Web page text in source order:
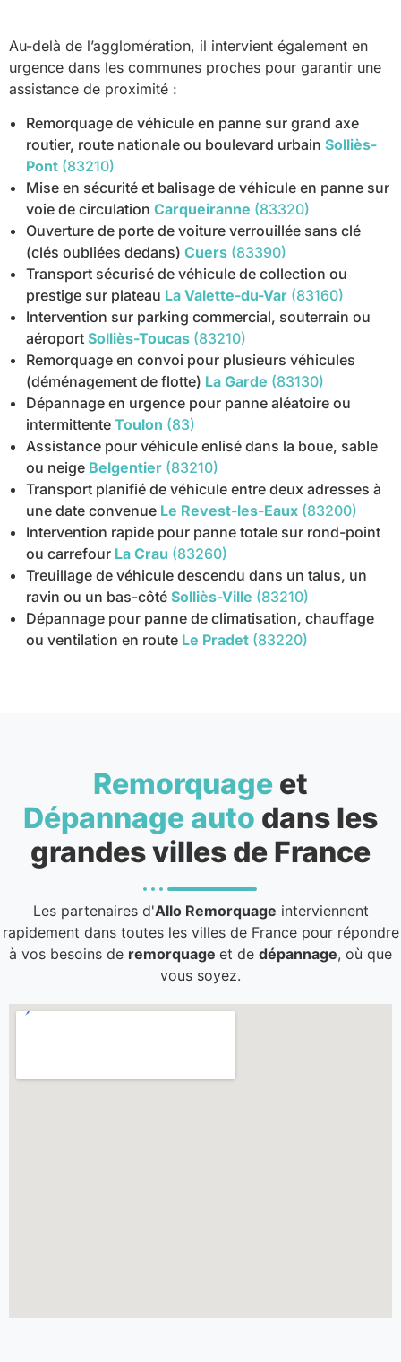
Au-delà de l’agglomération, il intervient également en
urgence dans les communes proches pour garantir une
assistance de proximité :
Remorquage de véhicule en panne sur grand axe
routier, route nationale ou boulevard urbain Solliès-
Pont (83210)
Mise en sécurité et balisage de véhicule en panne sur
voie de circulation Carqueiranne (83320)
Ouverture de porte de voiture verrouillée sans clé
(clés oubliées dedans) Cuers (83390)
Transport sécurisé de véhicule de collection ou
prestige sur plateau La Valette-du-Var (83160)
Intervention sur parking commercial, souterrain ou
aéroport Solliès-Toucas (83210)
Remorquage en convoi pour plusieurs véhicules
(déménagement de flotte) La Garde (83130)
Dépannage en urgence pour panne aléatoire ou
intermittente Toulon (83)
Assistance pour véhicule enlisé dans la boue, sable
ou neige Belgentier (83210)
Transport planifié de véhicule entre deux adresses à
une date convenue Le Revest-les-Eaux (83200)
Intervention rapide pour panne totale sur rond-point
ou carrefour La Crau (83260)
Treuillage de véhicule descendu dans un talus, un
ravin ou un bas-côté Solliès-Ville (83210)
Dépannage pour panne de climatisation, chauffage
ou ventilation en route Le Pradet (83220)
Remorquage et
Dépannage auto dans les
grandes villes de France
Les partenaires d'Allo Remorquage interviennent
rapidement dans toutes les villes de France pour répondre
à vos besoins de remorquage et de dépannage, où que
vous soyez.